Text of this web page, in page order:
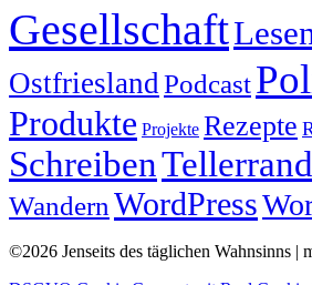
Gesellschaft
Ostfriesland Podcast
Produkte Projekte Rezepte
SchreibenTellerrand
Wandern WordPress
©2026 Jenseits des täglichen Wahnsinns |